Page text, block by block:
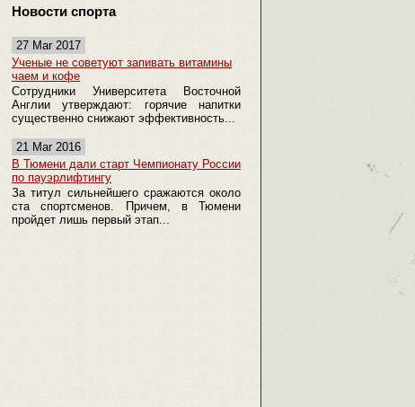
Новости спорта
27 Mar 2017
Ученые не советуют запивать витамины
чаем и кофе
Сотрудники Университета Восточной
Англии утверждают: горячие напитки
существенно снижают эффективность...
21 Mar 2016
В Тюмени дали старт Чемпионату России
по пауэрлифтингу
За титул сильнейшего сражаются около
ста спортсменов. Причем, в Тюмени
пройдет лишь первый этап...